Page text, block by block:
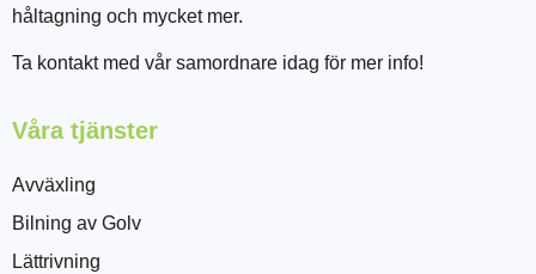
håltagning och mycket mer.
Ta kontakt med vår samordnare idag för mer info!
Våra tjänster
Avväxling
Bilning av Golv
Lättrivning